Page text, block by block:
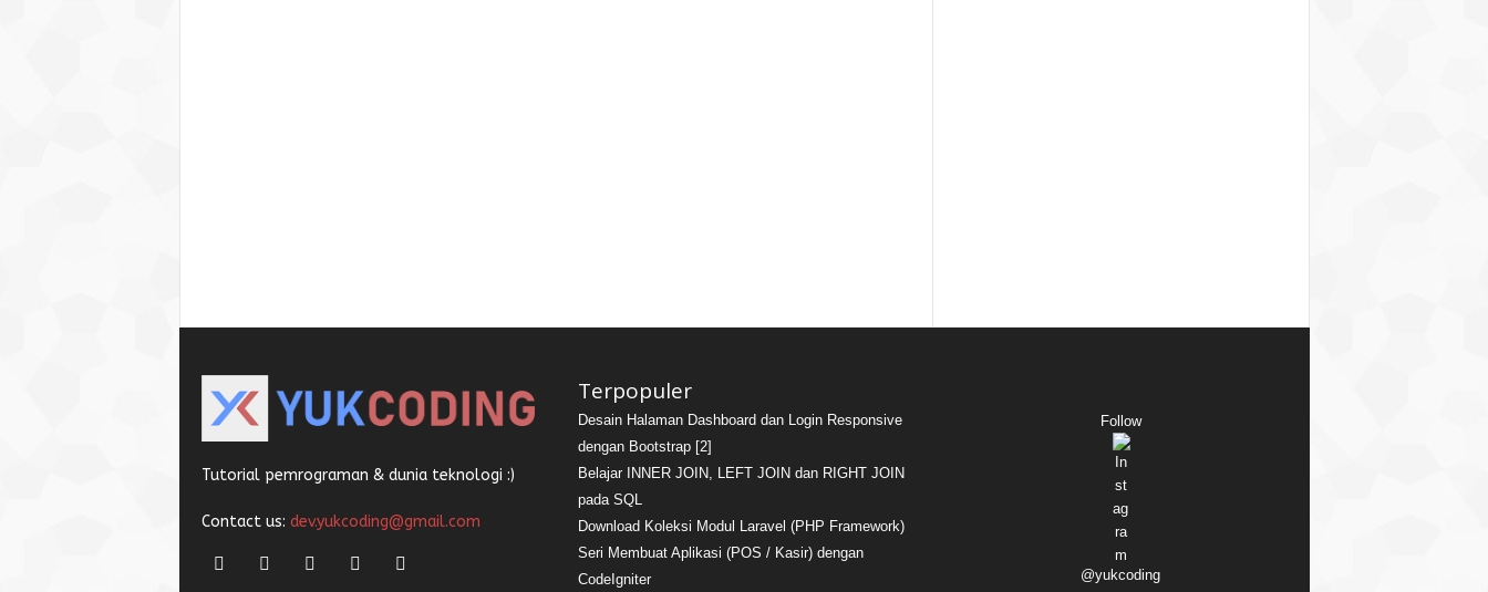
Tutorial pemrograman & dunia teknologi :)
Contact us: dev.yukcoding@gmail.com
Terpopuler
Desain Halaman Dashboard dan Login Responsive
dengan Bootstrap [2]
Belajar INNER JOIN, LEFT JOIN dan RIGHT JOIN
pada SQL
Download Koleksi Modul Laravel (PHP Framework)
Seri Membuat Aplikasi (POS / Kasir) dengan
CodeIgniter
Follow
@yukcoding